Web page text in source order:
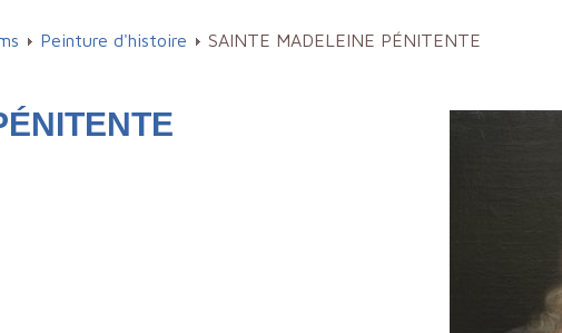
Peinture d'histoire SAINTE MADELEINE PÉNITENTE